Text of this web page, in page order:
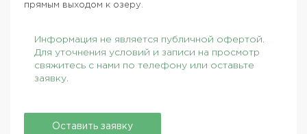
прямым выходом к озеру.
Информация не является публичной офертой.
Для уточнения условий и записи на просмотр
свяжитесь с нами по телефону или оставьте
заявку.
Оставить заявку